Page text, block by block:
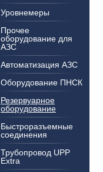
Уровнемеры
Прочее
оборудование для
АЗС
Автоматизация АЗС
Оборудование ПНСК
Резервуарное
оборудование
Быстроразъемные
соединения
Трубопровод UPP
Extra